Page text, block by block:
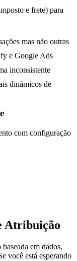
e frete) para
mas não outras
e Google Ads
inconsistente
dinâmicos de
com configuração
Atribuição
em dados,
você está esperando